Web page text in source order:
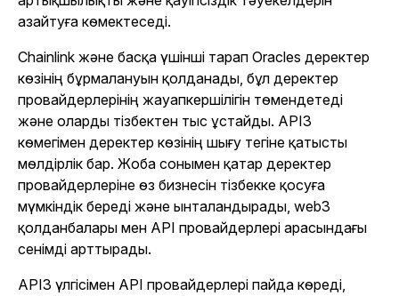
азайтуға көмектеседі.
Chainlink және басқа үшінші тарап Oracles деректер
көзінің бұрмалануын қолданады, бұл деректер
провайдерлерінің жауапкершілігін төмендетеді
және оларды тізбектен тыс ұстайды. API3
көмегімен деректер көзінің шығу тегіне қатысты
мөлдірлік бар. Жоба сонымен қатар деректер
провайдерлеріне өз бизнесін тізбекке қосуға
мүмкіндік береді және ынталандырады, web3
қолданбалары мен API провайдерлері арасындағы
сенімді арттырады.
API3 үлгісімен API провайдерлері пайда көреді,